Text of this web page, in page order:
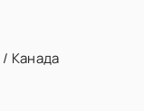
/ Канада